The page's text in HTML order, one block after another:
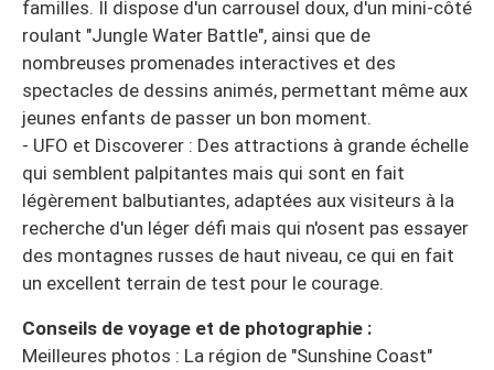
familles. Il dispose d'un carrousel doux, d'un mini-côté
roulant "Jungle Water Battle", ainsi que de
nombreuses promenades interactives et des
spectacles de dessins animés, permettant même aux
jeunes enfants de passer un bon moment.
- UFO et Discoverer : Des attractions à grande échelle
qui semblent palpitantes mais qui sont en fait
légèrement balbutiantes, adaptées aux visiteurs à la
recherche d'un léger défi mais qui n'osent pas essayer
des montagnes russes de haut niveau, ce qui en fait
un excellent terrain de test pour le courage.
Conseils de voyage et de photographie :
Meilleures photos : La région de "Sunshine Coast"